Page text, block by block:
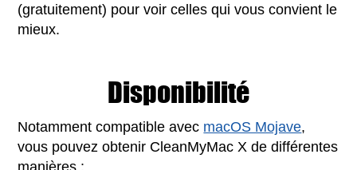
(gratuitement) pour voir celles qui vous convient le
mieux.
Disponibilité
Notamment compatible avec macOS Mojave,
vous pouvez obtenir CleanMyMac X de différentes
manières :